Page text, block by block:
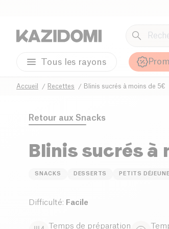
Tous les rayons
Accueil Recettes Blinis sucrés à moins de 5€
Retour aux Snacks
Blinis sucrés à
SNACKS DESSERTS PETITS
Difficulté: Facile
Temps de préparation